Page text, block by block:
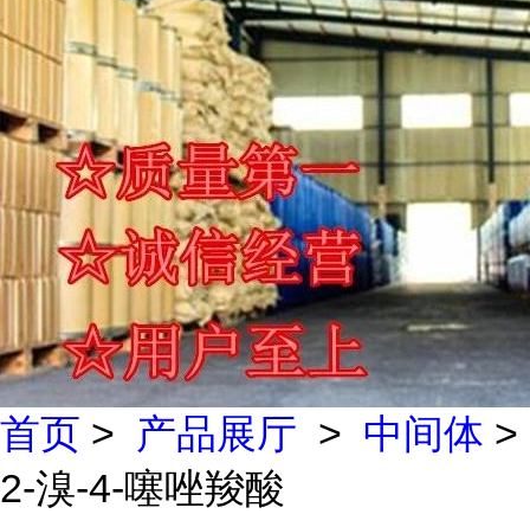
首页 > 产品展厅 > 中间体 >
2-溴-4-噻唑羧酸